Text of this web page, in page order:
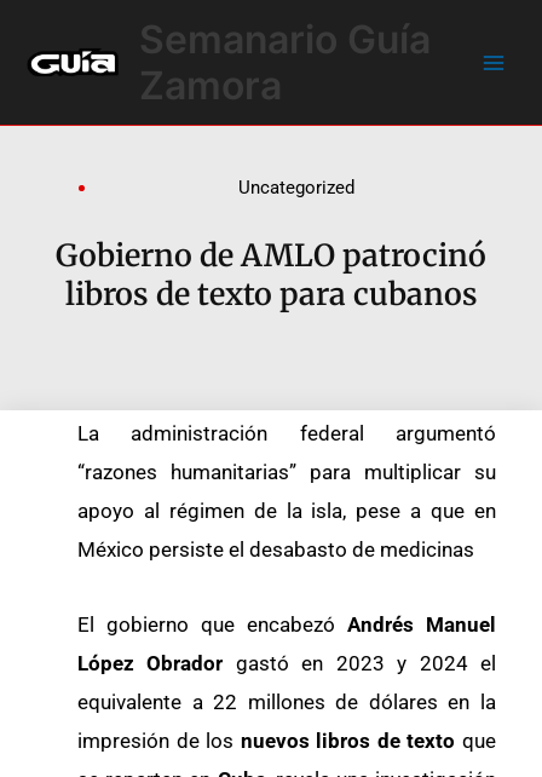
contenido
Semanario Guía
Zamora
Uncategorized
Gobierno de AMLO patrocinó
libros de texto para cubanos
La administración federal argumentó
“razones humanitarias” para multiplicar su
apoyo al régimen de la isla, pese a que en
México persiste el desabasto de medicinas
El gobierno que encabezó Andrés Manuel
López Obrador gastó en 2023 y 2024 el
equivalente a 22 millones de dólares en la
impresión de los nuevos libros de texto que